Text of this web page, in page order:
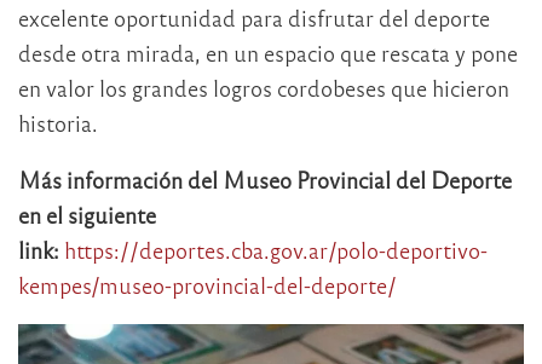
excelente oportunidad para disfrutar del deporte
desde otra mirada, en un espacio que rescata y pone
en valor los grandes logros cordobeses que hicieron
historia.
Más información del Museo Provincial del Deporte
en el siguiente
link: https://deportes.cba.gov.ar/polo-deportivo-
kempes/museo-provincial-del-deporte/